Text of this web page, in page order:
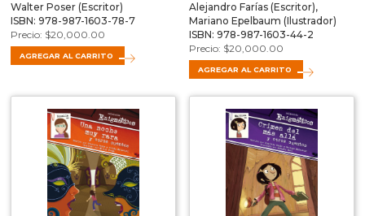
Walter Poser (Escritor)
ISBN: 978-987-1603-78-7
$20,000.00
AGREGAR AL CARRITO
Alejandro Farías (Escritor),
Mariano Epelbaum (Ilustrador)
ISBN: 978-987-1603-44-2
$20,000.00
AGREGAR AL CARRITO